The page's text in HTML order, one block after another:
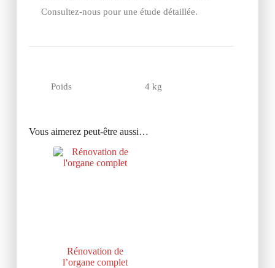
Consultez-nous pour une étude détaillée.
Poids 4 kg
Vous aimerez peut-être aussi…
Rénovation de
l’organe complet